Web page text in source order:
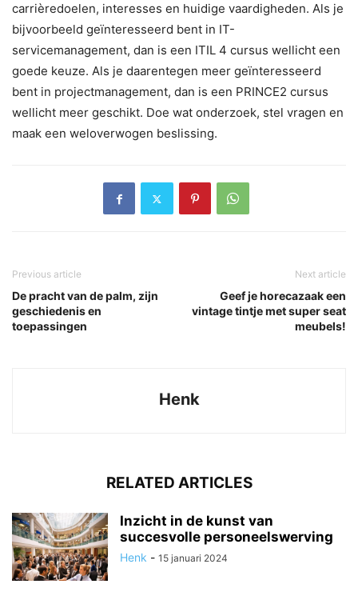
carrièredoelen, interesses en huidige vaardigheden. Als je
bijvoorbeeld geïnteresseerd bent in IT-
servicemanagement, dan is een ITIL 4 cursus wellicht een
goede keuze. Als je daarentegen meer geïnteresseerd
bent in projectmanagement, dan is een PRINCE2 cursus
wellicht meer geschikt. Doe wat onderzoek, stel vragen en
maak een weloverwogen beslissing.
Previous article
De pracht van de palm, zijn
geschiedenis en
toepassingen
Next article
Geef je horecazaak een
vintage tintje met super seat
meubels!
Henk
RELATED ARTICLES
Inzicht in de kunst van
succesvolle personeelswerving
Henk - 15 januari 2024